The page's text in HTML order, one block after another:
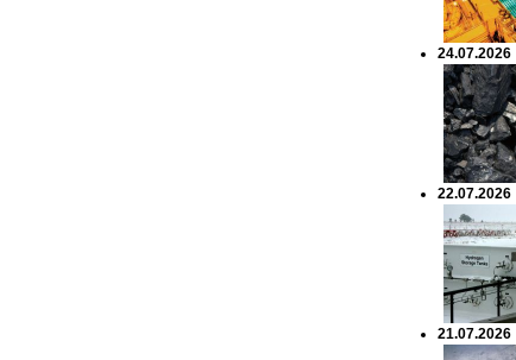
24.07.2026
22.07.2026
21.07.2026